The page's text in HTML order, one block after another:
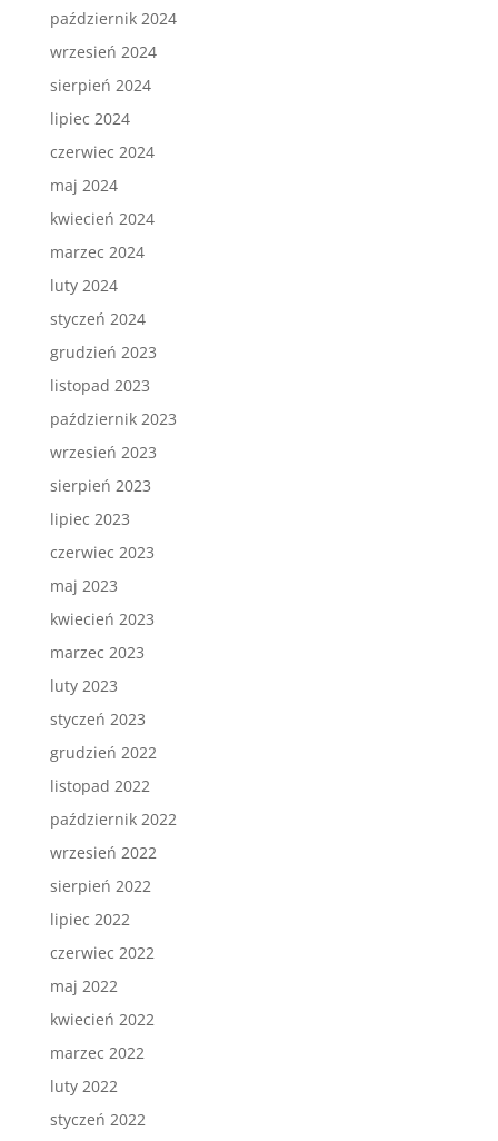
październik 2024
wrzesień 2024
sierpień 2024
lipiec 2024
czerwiec 2024
maj 2024
kwiecień 2024
marzec 2024
luty 2024
styczeń 2024
grudzień 2023
listopad 2023
październik 2023
wrzesień 2023
sierpień 2023
lipiec 2023
czerwiec 2023
maj 2023
kwiecień 2023
marzec 2023
luty 2023
styczeń 2023
grudzień 2022
listopad 2022
październik 2022
wrzesień 2022
sierpień 2022
lipiec 2022
czerwiec 2022
maj 2022
kwiecień 2022
marzec 2022
luty 2022
styczeń 2022